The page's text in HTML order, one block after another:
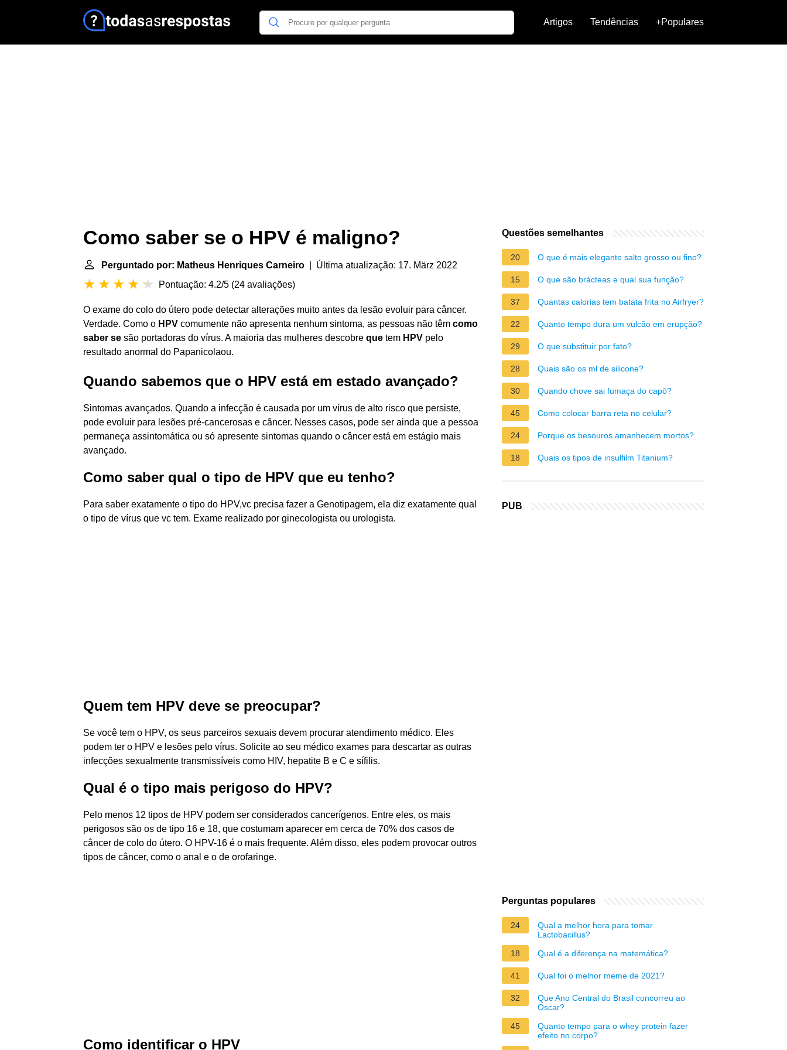
Artigos Tendências +Populares
Como saber se o HPV é maligno?
Perguntado por: Matheus Henriques Carneiro | Última atualização: 17. März 2022
Pontuação: 4.2/5 (24 avaliações)
O exame do colo do útero pode detectar alterações muito antes da lesão evoluir para câncer.
Verdade. Como o HPV comumente não apresenta nenhum sintoma, as pessoas não têm como
saber se são portadoras do vírus. A maioria das mulheres descobre que tem HPV pelo
resultado anormal do Papanicolaou.
Quando sabemos que o HPV está em estado avançado?
Sintomas avançados. Quando a infecção é causada por um vírus de alto risco que persiste,
pode evoluir para lesões pré-cancerosas e câncer. Nesses casos, pode ser ainda que a pessoa
permaneça assintomática ou só apresente sintomas quando o câncer está em estágio mais
avançado.
Como saber qual o tipo de HPV que eu tenho?
Para saber exatamente o tipo do HPV,vc precisa fazer a Genotipagem, ela diz exatamente qual
o tipo de vírus que vc tem. Exame realizado por ginecologista ou urologista.
Quem tem HPV deve se preocupar?
Se você tem o HPV, os seus parceiros sexuais devem procurar atendimento médico. Eles
podem ter o HPV e lesões pelo vírus. Solicite ao seu médico exames para descartar as outras
infecções sexualmente transmissíveis como HIV, hepatite B e C e sífilis.
Qual é o tipo mais perigoso do HPV?
Pelo menos 12 tipos de HPV podem ser considerados cancerígenos. Entre eles, os mais
perigosos são os de tipo 16 e 18, que costumam aparecer em cerca de 70% dos casos de
câncer de colo do útero. O HPV-16 é o mais frequente. Além disso, eles podem provocar outros
tipos de câncer, como o anal e o de orofaringe.
Como identificar o HPV
Questões semelhantes
20 O que é mais elegante salto grosso ou fino?
15 O que são brácteas e qual sua função?
37 Quantas calorias tem batata frita no Airfryer?
22 Quanto tempo dura um vulcão em erupção?
29 O que substituir por fato?
28 Quais são os ml de silicone?
30 Quando chove sai fumaça do capô?
45 Como colocar barra reta no celular?
24 Porque os besouros amanhecem mortos?
18 Quais os tipos de insulfilm Titanium?
PUB
Perguntas populares
24
Qual a melhor hora para tomar
Lactobacillus?
18
Qual é a diferença na matemática?
41 Qual foi o melhor meme de 2021?
32
Que Ano Central do Brasil concorreu ao
Oscar?
45
Quanto tempo para o whey protein fazer
efeito no corpo?